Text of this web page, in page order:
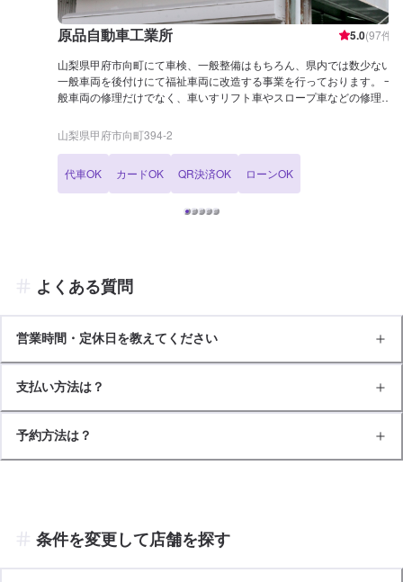
原品自動車工業所 5.0(97件)
山梨県甲府市向町にて車検、一般整備はもちろん、県内では数少ない
一般車両を後付けにて福祉車両に改造する事業を行っております。 一
般車両の修理だけでなく、車いすリフト車やスロープ車などの修理も
いる方、福祉住環境コーディネーターの資格も持ち合わせたエンジニ
アに是非ご相談下さい！ また、クルマの内装パネルにも利用される
装パネルやドアミラー、家電のカバーや小物まで自分好みのオリジナ
ルな一品の制作も致します。
山梨県甲府市向町394-2
代車OK カードOK QR決済OK ローンOK
よくある質問
営業時間・定休日を教えてください
支払い方法は？
予約方法は？
条件を変更して店舗を探す